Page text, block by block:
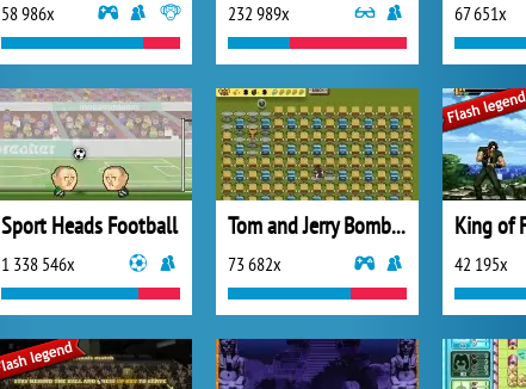
58 986x 232 989x 67 651x
Sport Heads Football
1 338 546x
Tom and Jerry Bomberman
73 682x 42 195x